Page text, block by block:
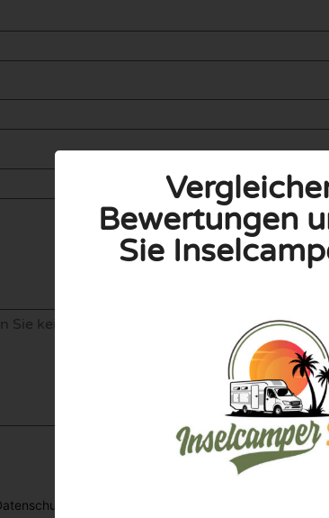
zu, indem ich diese Bewertung
Bewertungen
Sie